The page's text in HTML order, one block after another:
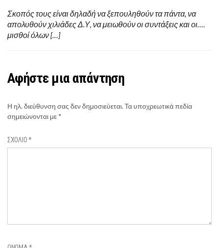
Σκοπός τους είναι δηλαδή να ξεπουληθούν τα πάντα, να
απολυθούν χιλιάδες Δ.Υ, να μειωθούν οι συντάξεις και οι….
μισθοί όλων […]
Αφήστε μια απάντηση
Η ηλ. διεύθυνση σας δεν δημοσιεύεται.Τα υποχρεωτικά πεδία
σημειώνονται με *
ΣΧΌΛΙΟ*